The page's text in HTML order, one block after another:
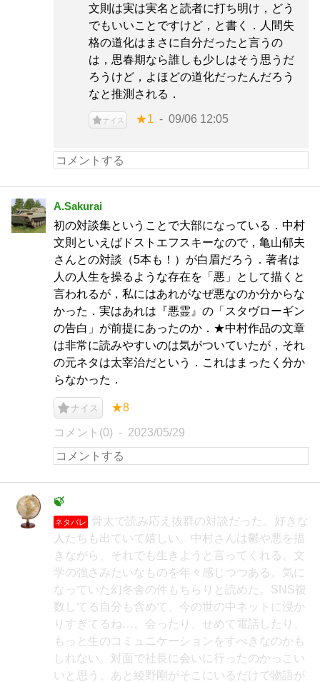
文則は実は実名と読者に打ち明け，どう
でもいいことですけど，と書く．人間失
格の道化はまさに自分だったと言うの
は，思春期なら誰しも少しはそう思うだ
ろうけど，よほどの道化だったんだろう
なと推測される．
ナイス ★1 09/06 12:05
A.Sakurai
初の対談集ということで大部になっている．中村
文則といえばドストエフスキーなので，亀山郁夫
さんとの対談（5本も！）が白眉だろう．著者は
人の人生を操るような存在を「悪」として描くと
言われるが，私にはあれがなぜ悪なのか分からな
かった．実はあれは『悪霊』の「スタヴローギン
の告白」が前提にあったのか．★中村作品の文章
は非常に読みやすいのは気がついていたが，それ
の元ネタは太宰治だという．これはまったく分か
らなかった．
ナイス ★8
コメント(0) 2023/05/29
🍃
ネタバレ
骨太で読み応え抜群の対談だった。好きな
人たちも出ていて嬉しい。中村さんは鬱や悪を描
きながら、それでも生きようと言ってくれる。文
学の強さみたいなものを年々感じつつある。気に
なっていた幻冬舎の件もちらりと読めた。SNS複
数してる自分も含めて、今の世の中ネットに浸か
りすぎてるね…。会ったり、せめて電話したり、
もっと生のコミュニケーションをすべきなのかも
しれない。対面で社長に会いに行ったのかっこい
いと思う。あと綾野剛がそこにいるだけで物語が